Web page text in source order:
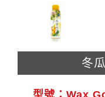
冬
型號：Wax